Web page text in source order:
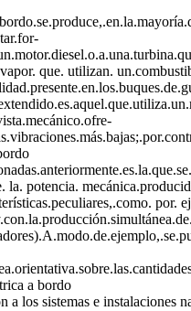
que. utilizan.
la. potencia.
a bordo
los sistemas e instalaciones